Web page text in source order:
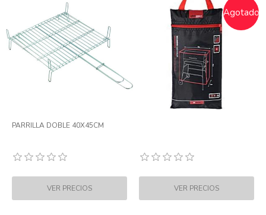
PARRILLA DOBLE 40X45CM
Agotado